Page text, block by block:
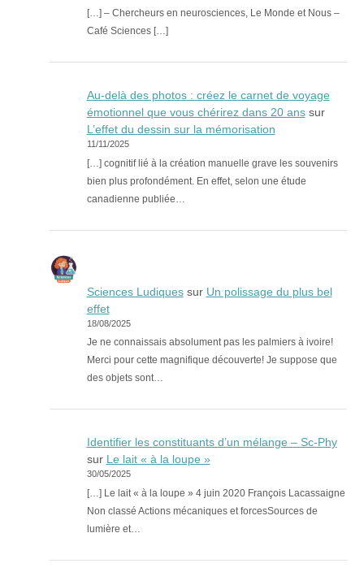
[…] – Chercheurs en neurosciences, Le Monde et Nous –
Café Sciences […]
Au-delà des photos : créez le carnet de voyage
émotionnel que vous chérirez dans 20 anssur
L’effet du dessin sur la mémorisation
11/11/2025
[…] cognitif lié à la création manuelle grave les souvenirs
bien plus profondément. En effet, selon une étude
canadienne publiée…
Sciences Ludiquessur Un polissage du plus bel
effet
18/08/2025
Je ne connaissais absolument pas les palmiers à ivoire!
Merci pour cette magnifique découverte! Je suppose que
des objets sont…
Identifier les constituants d’un mélange – Sc-Phy
sur Le lait « à la loupe »
30/05/2025
[…] Le lait « à la loupe » 4 juin 2020 François Lacassaigne
Non classé Actions mécaniques et forcesSources de
lumière et…